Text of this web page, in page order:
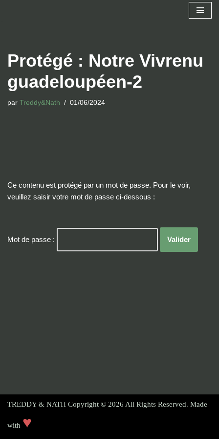
Protégé : Notre Vivrenu
guadeloupéen-2
par Treddy&Nath 01/06/2024
Ce contenu est protégé par un mot de passe. Pour le voir,
veuillez saisir votre mot de passe ci-dessous :
Mot de passe :
TREDDY & NATH Copyright © 2026 All Rights Reserved. Made
with ♥